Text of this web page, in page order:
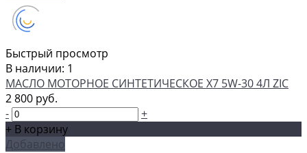
Быстрый просмотр
В наличии: 1
МАСЛО МОТОРНОЕ СИНТЕТИЧЕСКОЕ X7 5W-30 4Л ZIC
2 800 руб.
-
+
+ В корзину
Добавлено